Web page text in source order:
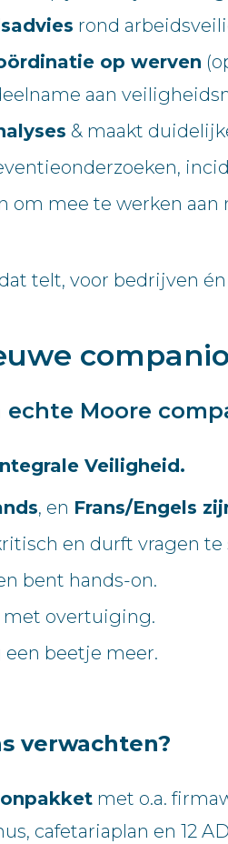
rond
op werven
aan
& maakt
mee te werken aan
telt, voor bedrijven
Moore
Veiligheid.
, en Frans/Engels
en durft vragen te
bent hands-on.
overtuiging.
een beetje meer.
verwachten?
met o.a.
cafetariaplan en 12